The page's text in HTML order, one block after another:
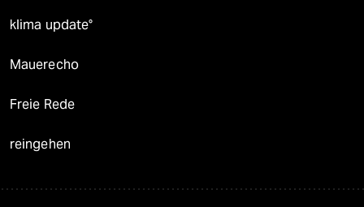
klima update°
Mauerecho
Freie Rede
reingehen